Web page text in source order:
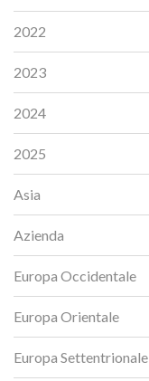
2022
2023
2024
2025
Asia
Azienda
Europa Occidentale
Europa Orientale
Europa Settentrionale